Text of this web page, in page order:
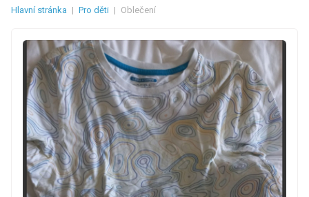
Hlavní stránka | Pro děti | Oblečení